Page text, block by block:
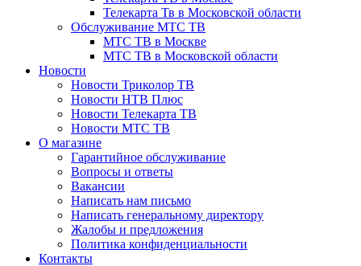
Телекарта Тв в Московской области
Обслуживание МТС ТВ
МТС ТВ в Москве
МТС ТВ в Московской области
Новости
Новости Триколор ТВ
Новости НТВ Плюс
Новости Телекарта ТВ
Новости МТС ТВ
О магазине
Гарантийное обслуживание
Вопросы и ответы
Вакансии
Написать нам письмо
Написать генеральному директору
Жалобы и предложения
Политика конфиденциальности
Контакты